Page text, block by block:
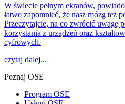
W świecie pełnym ekranów,
łatwo zapomnieć, że nasz mózg też
Przeczytajcie, na co zwrócić uwagę
korzystania z urządzeń oraz
cyfrowych.
czytaj dalej...
Poznaj OSE
Program OSE